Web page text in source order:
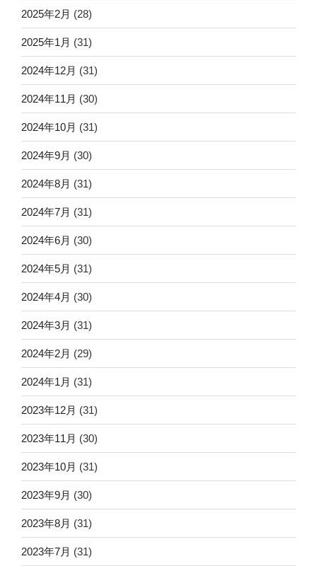
2025年2月 (28)
2025年1月 (31)
2024年12月 (31)
2024年11月 (30)
2024年10月 (31)
2024年9月 (30)
2024年8月 (31)
2024年7月 (31)
2024年6月 (30)
2024年5月 (31)
2024年4月 (30)
2024年3月 (31)
2024年2月 (29)
2024年1月 (31)
2023年12月 (31)
2023年11月 (30)
2023年10月 (31)
2023年9月 (30)
2023年8月 (31)
2023年7月 (31)